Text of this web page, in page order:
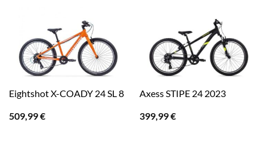
Eightshot X-COADY 24 SL 8
509,99€
Axess STIPE 24 2023
399,99€